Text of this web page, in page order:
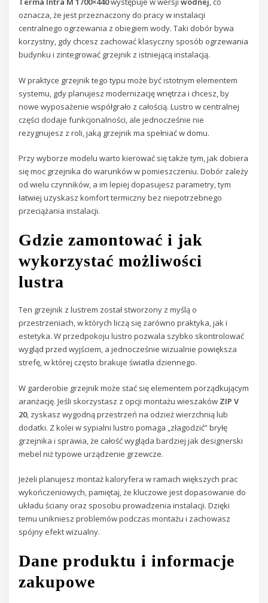
oznacza, że jest przeznaczony do pracy w instalacji
centralnego ogrzewania z obiegiem wody. Taki dobór bywa
korzystny, gdy chcesz zachować klasyczny sposób ogrzewania
budynku i zintegrować grzejnik z istniejącą instalacją.
W praktyce grzejnik tego typu może być istotnym elementem
systemu, gdy planujesz modernizację wnętrza i chcesz, by
nowe wyposażenie współgrało z całością. Lustro w centralnej
części dodaje funkcjonalności, ale jednocześnie nie
rezygnujesz z roli, jaką grzejnik ma spełniać w domu.
Przy wyborze modelu warto kierować się także tym, jak dobiera
się moc grzejnika do warunków w pomieszczeniu. Dobór zależy
od wielu czynników, a im lepiej dopasujesz parametry, tym
łatwiej uzyskasz komfort termiczny bez niepotrzebnego
przeciążania instalacji.
Gdzie zamontować i jak
wykorzystać możliwości
lustra
Ten grzejnik z lustrem został stworzony z myślą o
przestrzeniach, w których liczą się zarówno praktyka, jak i
estetyka. W przedpokoju lustro pozwala szybko skontrolować
wygląd przed wyjściem, a jednocześnie wizualnie powiększa
strefę, w której często brakuje światła dziennego.
W garderobie grzejnik może stać się elementem porządkującym
aranżację. Jeśli skorzystasz z opcji montażu wieszaków ZIP V
20, zyskasz wygodną przestrzeń na odzież wierzchnią lub
dodatki. Z kolei w sypialni lustro pomaga „złagodzić” bryłę
grzejnika i sprawia, że całość wygląda bardziej jak designerski
mebel niż typowe urządzenie grzewcze.
Jeżeli planujesz montaż kaloryfera w ramach większych prac
wykończeniowych, pamiętaj, że kluczowe jest dopasowanie do
układu ściany oraz sposobu prowadzenia instalacji. Dzięki
temu unikniesz problemów podczas montażu i zachowasz
spójny efekt wizualny.
Dane produktu i informacje
zakupowe